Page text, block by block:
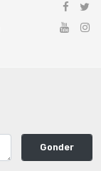
Gonder